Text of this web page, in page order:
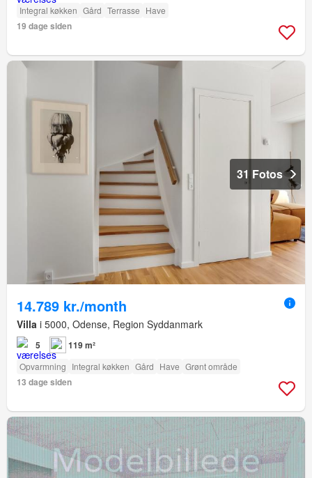
Integral køkken Gård Terrasse Have
19 dage siden
31 Fotos
14.789 kr./month
Villa i 5000, Odense, Region Syddanmark
5 119 m²
Opvarmning Integral køkken Gård Have Grønt område
13 dage siden